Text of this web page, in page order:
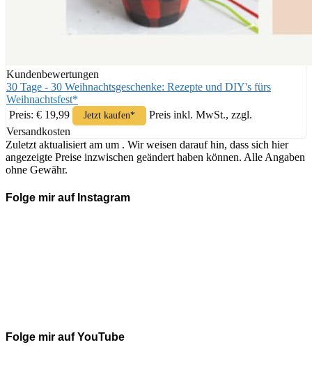
Kundenbewertungen
30 Tage - 30 Weihnachtsgeschenke: Rezepte und DIY's fürs
Weihnachtsfest*
Preis: € 19,99
Jetzt kaufen*
Preis inkl. MwSt., zzgl.
Versandkosten
Zuletzt aktualisiert am um . Wir weisen darauf hin, dass sich hier
angezeigte Preise inzwischen geändert haben können. Alle Angaben
ohne Gewähr.
Folge mir auf Instagram
Folge mir auf YouTube